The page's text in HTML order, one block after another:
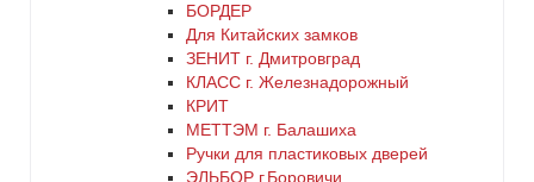
БОРДЕР
Для Китайских замков
ЗЕНИТ г. Дмитровград
КЛАСС г. Железнадорожный
КРИТ
МЕТТЭМ г. Балашиха
Ручки для пластиковых дверей
ЭЛЬБОР г.Боровичи